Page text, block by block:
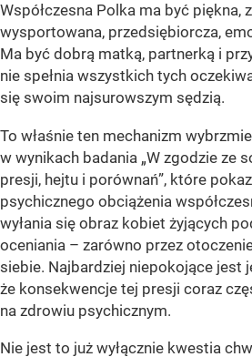
Współczesna Polka ma być piękna,
wysportowana, przedsiębiorcza,
Ma być dobrą matką, partnerką i
nie spełnia wszystkich tych
się swoim najsurowszym sędzią.
To właśnie ten mechanizm
w wynikach badania „W zgodzie ze
presji, hejtu i porównań”, które
psychicznego obciążenia
wyłania się obraz kobiet żyjących
oceniania – zarówno przez
siebie. Najbardziej niepokojące jest
że konsekwencje tej presji coraz
na zdrowiu psychicznym.
Nie jest to już wyłącznie kwestia